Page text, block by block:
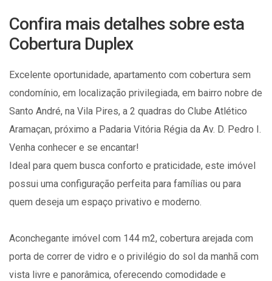
Confira mais detalhes sobre esta
Cobertura Duplex
Excelente oportunidade, apartamento com cobertura sem
condomínio, em localização privilegiada, em bairro nobre de
Santo André, na Vila Pires, a 2 quadras do Clube Atlético
Aramaçan, próximo a Padaria Vitória Régia da Av. D. Pedro I.
Venha conhecer e se encantar!
Ideal para quem busca conforto e praticidade, este imóvel
possui uma configuração perfeita para famílias ou para
quem deseja um espaço privativo e moderno.
Aconchegante imóvel com 144 m2, cobertura arejada com
porta de correr de vidro e o privilégio do sol da manhã com
vista livre e panorâmica, oferecendo comodidade e